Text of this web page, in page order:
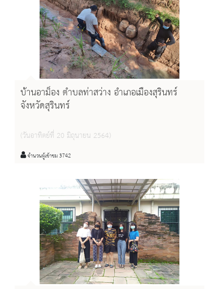
บ้านอาม็อง ตำบลท่าสว่าง อำเภอเมืองสุรินทร์
จังหวัดสุรินทร์
(วันอาทิตย์ที่ 20 มิถุนายน 2564)
จำนวนผู้เข้าชม 3742